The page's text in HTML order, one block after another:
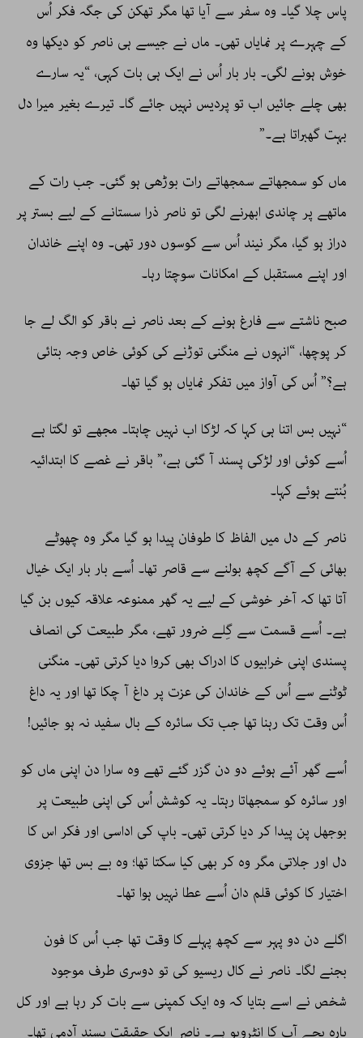
پاس چلا گیا۔ وہ سفر سے آیا تھا مگر تھکن کی جگہ فکر اُس
کے چہرے پر نمایاں تھی۔ ماں نے جیسے ہی ناصر کو دیکھا وہ
خوش ہونے لگی۔ بار بار اُس نے ایک ہی بات کہی، “یہ سارے
بھی چلے جائیں اب تو پردیس نہیں جائے گا۔ تیرے بغیر میرا دل
بہت گھبراتا ہے۔”
ماں کو سمجھاتے سمجھاتے رات بوڑھی ہو گئی۔ جب رات کے
ماتھے پر چاندی ابھرنے لگی تو ناصر ذرا سستانے کے لیے بستر پر
دراز ہو گیا، مگر نیند اُس سے کوسوں دور تھی۔ وہ اپنے خاندان
اور اپنے مستقبل کے امکانات سوچتا رہا۔
صبح ناشتے سے فارغ ہونے کے بعد ناصر نے باقر کو الگ لے جا
کر پوچھا، “انہوں نے منگنی توڑنے کی کوئی خاص وجہ بتائی
ہے؟” اُس کی آواز میں تفکر نمایاں ہو گیا تھا۔
“نہیں بس اتنا ہی کہا کہ لڑکا اب نہیں چاہتا۔ مجھے تو لگتا ہے
اُسے کوئی اور لڑکی پسند آ گئی ہے،” باقر نے غصے کا ابتدائیہ
بُنتے ہوئے کہا۔
ناصر کے دل میں الفاظ کا طوفان پیدا ہو گیا مگر وہ چھوٹے
بھائی کے آگے کچھ بولنے سے قاصر تھا۔ اُسے بار بار ایک خیال
آتا تھا کہ آخر خوشی کے لیے یہ گھر ممنوعہ علاقہ کیوں بن گیا
ہے۔ اُسے قسمت سے گِلے ضرور تھے، مگر طبیعت کی انصاف
پسندی اپنی خرابیوں کا ادراک بھی کروا دیا کرتی تھی۔ منگنی
ٹوٹنے سے اُس کے خاندان کی عزت پر داغ آ چکا تھا اور یہ داغ
اُس وقت تک رہنا تھا جب تک سائرہ کے بال سفید نہ ہو جائیں!
اُسے گھر آئے ہوئے دو دن گزر گئے تھے وہ سارا دن اپنی ماں کو
اور سائرہ کو سمجھاتا رہتا۔ یہ کوشش اُس کی اپنی طبیعت پر
بوجھل پن پیدا کر دیا کرتی تھی۔ باپ کی اداسی اور فکر اس کا
دل اور جلاتی مگر وہ کر بھی کیا سکتا تھا؛ وہ بے بس تھا جزوی
اختیار کا کوئی قلم دان اُسے عطا نہیں ہوا تھا۔
اگلے دن دو پہر سے کچھ پہلے کا وقت تھا جب اُس کا فون
بجنے لگا۔ ناصر نے کال ریسیو کی تو دوسری طرف موجود
شخص نے اسے بتایا کہ وہ ایک کمپنی سے بات کر رہا ہے اور کل
بارہ بجے آپ کا انٹرویو ہے۔ ناصر ایک حقیقت پسند آدمی تھا۔